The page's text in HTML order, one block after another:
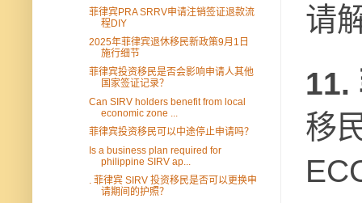
请
11.
移
菲律宾PRA SRRV申请注销签证退款流
程DIY
2025年菲律宾退休移民新政策9月1日
施行细节
菲律宾投资移民是否会影响申请人其他
国家签证记录？
Can SIRV holders benefit from local
economic zone ...
菲律宾投资移民可以中途停止申请吗？
Is a business plan required for
philippine SIRV ap...
. 菲律宾 SIRV 投资移民是否可以更换申
请期间的护照？